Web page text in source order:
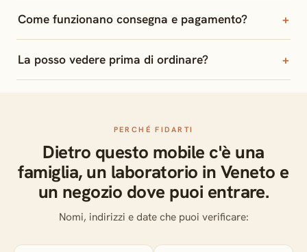
Come funzionano consegna e pagamento?
La posso vedere prima di ordinare?
PERCHÉ FIDARTI
Dietro questo mobile c'è una
famiglia, un laboratorio in Veneto e
un negozio dove puoi entrare.
Nomi, indirizzi e date che puoi verificare: